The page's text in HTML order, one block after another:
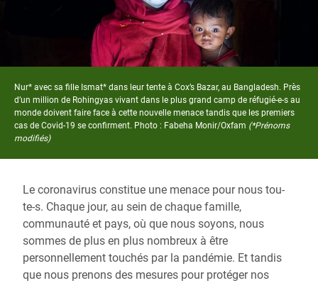
Nur* avec sa fille Ismat* dans leur tente à Cox’s Bazar, au Bangladesh. Près
d’un million de Rohingyas vivant dans le plus grand camp de réfugié-e-s au
monde doivent faire face à cette nouvelle menace tandis que les premiers
cas de Covid-19 se confirment. Photo : Fabeha Monir/Oxfam (*Prénoms
modifiés)
Le coronavirus constitue une menace pour nous tou-
te-s. Chaque jour, au sein de chaque famille,
communauté et pays, où que nous soyons, nous
sommes de plus en plus nombreux à être
personnellement touchés par la pandémie. Et tandis
que nous prenons des mesures pour protéger nos